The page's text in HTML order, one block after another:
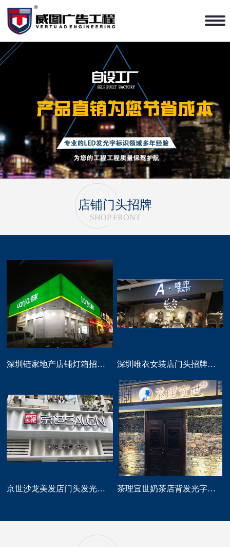
1 2 3 4
店铺门头招牌
SHOP FRONT
深圳链家地产店铺灯箱招牌定做 深圳唯衣女装店门头招牌设计制作
京世沙龙美发店门头发光字招牌定做 茶理宜世奶茶店背发光字门头招牌制作安装